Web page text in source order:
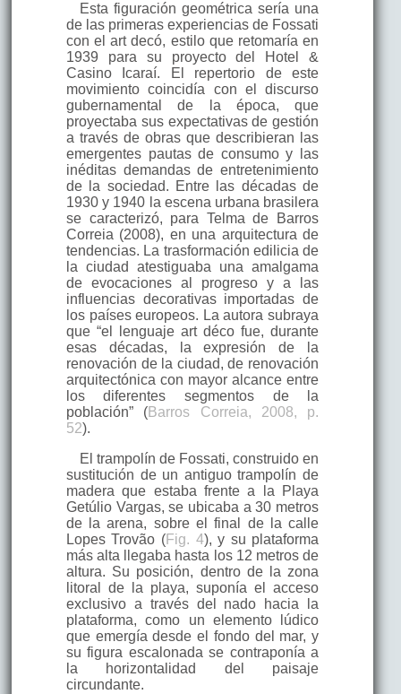
Esta figuración geométrica sería una
de las primeras experiencias de Fossati
con el art decó, estilo que retomaría en
1939 para su proyecto del Hotel &
Casino Icaraí. El repertorio de este
movimiento coincidía con el discurso
gubernamental de la época, que
proyectaba sus expectativas de gestión
a través de obras que describieran las
emergentes pautas de consumo y las
inéditas demandas de entretenimiento
de la sociedad. Entre las décadas de
1930 y 1940 la escena urbana brasilera
se caracterizó, para Telma de Barros
Correia (2008), en una arquitectura de
tendencias. La trasformación edilicia de
la ciudad atestiguaba una amalgama
de evocaciones al progreso y a las
influencias decorativas importadas de
los países europeos. La autora subraya
que “el lenguaje art déco fue, durante
esas décadas, la expresión de la
renovación de la ciudad, de renovación
arquitectónica con mayor alcance entre
los diferentes segmentos de la
población” (Barros Correia, 2008, p.
52).
El trampolín de Fossati, construido en
sustitución de un antiguo trampolín de
madera que estaba frente a la Playa
Getúlio Vargas, se ubicaba a 30 metros
de la arena, sobre el final de la calle
Lopes Trovão (Fig. 4), y su plataforma
más alta llegaba hasta los 12 metros de
altura. Su posición, dentro de la zona
litoral de la playa, suponía el acceso
exclusivo a través del nado hacia la
plataforma, como un elemento lúdico
que emergía desde el fondo del mar, y
su figura escalonada se contraponía a
la horizontalidad del paisaje
circundante.